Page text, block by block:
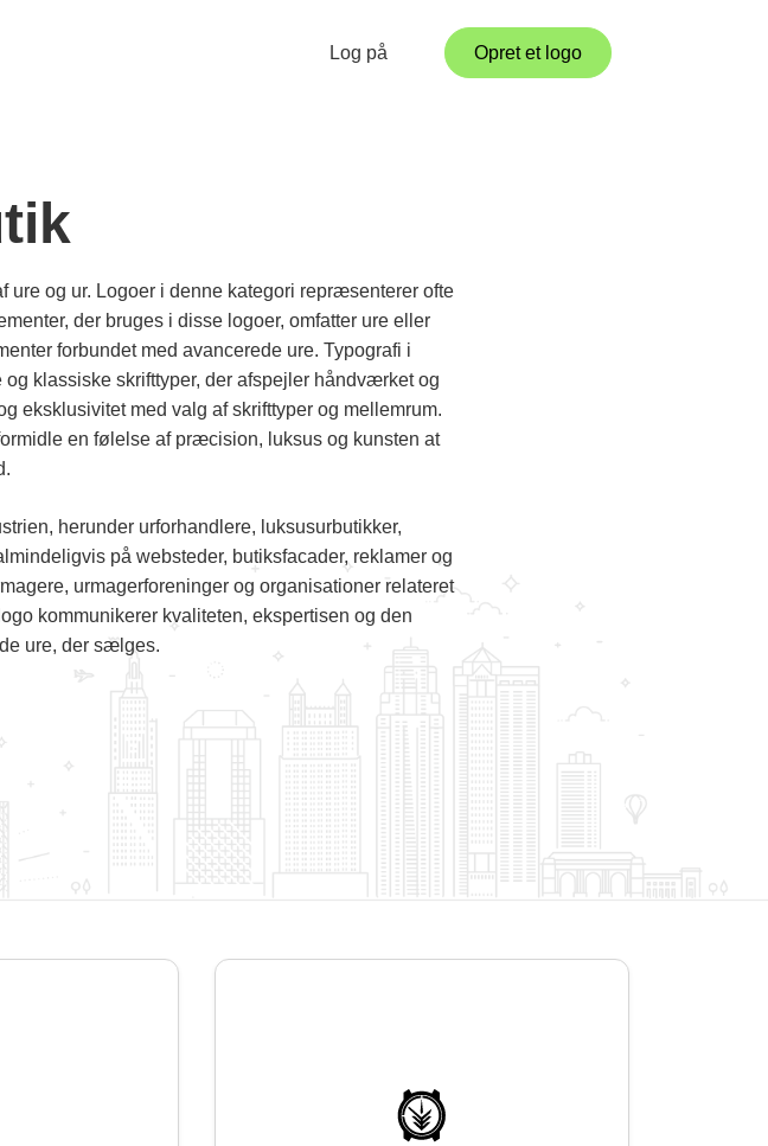
Log på Opret et logo
og ur. Logoer i denne kategori repræsenterer ofte
der bruges i disse logoer, omfatter ure eller
forbundet med avancerede ure. Typografi i
klassiske skrifttyper, der afspejler håndværket og
eksklusivitet med valg af skrifttyper og mellemrum.
en følelse af præcision, luksus og kunsten at
herunder urforhandlere, luksusurbutikker,
på websteder, butiksfacader, reklamer og
urmagerforeninger og organisationer relateret
kommunikerer kvaliteten, ekspertisen og den
ure, der sælges.